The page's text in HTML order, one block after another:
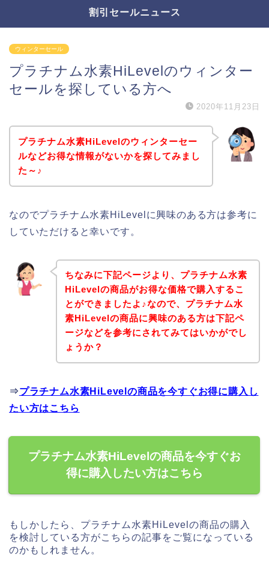
割引セールニュース
ウィンターセール
プラチナム水素HiLevelのウィンター
セールを探している方へ
2020年11月23日
プラチナム水素HiLevelのウィンターセー
ルなどお得な情報がないかを探してみまし
た～♪
なのでプラチナム水素HiLevelに興味のある方は参考に
していただけると幸いです。
ちなみに下記ページより、プラチナム水素
HiLevelの商品がお得な価格で購入するこ
とができましたよ♪なので、プラチナム水
素HiLevelの商品に興味のある方は下記ペ
ージなどを参考にされてみてはいかがでし
ょうか？
⇒プラチナム水素HiLevelの商品を今すぐお得に購入し
たい方はこちら
プラチナム水素HiLevelの商品を今すぐお
得に購入したい方はこちら
もしかしたら、プラチナム水素HiLevelの商品の購入
を検討している方がこちらの記事をご覧になっている
のかもしれません。